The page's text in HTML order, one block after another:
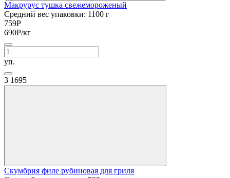
Макрурус тушка свежемороженый
Средний вес упаковки: 1100 г
759Р
690Р/кг
уп.
3 1695
Скумбрия филе рубиновая для гриля